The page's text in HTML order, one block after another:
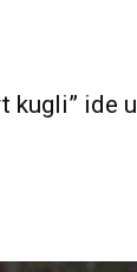
kugli” ide u